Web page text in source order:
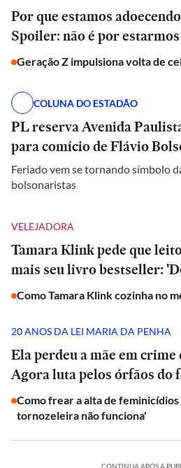
Por que estamos
Spoiler: não é por
Geração Z impulsiona volta de
COLUNA DO ESTADÃO
PL reserva Avenida
para comício de Flávio
Feriado vem se tornando símbolo
bolsonaristas
VELEJADORA
Tamara Klink pede que
mais seu livro bestseller:
Como Tamara Klink cozinha no
20 ANOS DA LEI MARIA DA PENHA
Ela perdeu a mãe em crime
Agora luta pelos órfãos do
Como frear a alta de feminicídios
tornozeleira não funciona'
CONTINUA APÓS A